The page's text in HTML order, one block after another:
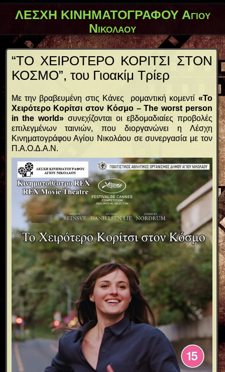
ΛΕΣΧΗ ΚΙΝΗΜΑΤΟΓΡΑΦΟΥ Αγίου
Νικολάου
“ΤΟ ΧΕΙΡΟΤΕΡΟ ΚΟΡΙΤΣΙ ΣΤΟΝ
ΚΟΣΜΟ”, του Γιοακίμ Τρίερ
Με την βραβευμένη στις Κάνες ρομαντική κομεντί «Το
Χειρότερο Κορίτσι στον Κόσμο –The worst person
in the world»συνεχίζονται οι εβδομαδιαίες προβολές
επιλεγμένων ταινιών, που διοργανώνει η Λέσχη
Κινηματογράφου Αγίου Νικολάου σε συνεργασία με τον
Π.Α.Ο.Δ.Α.Ν.